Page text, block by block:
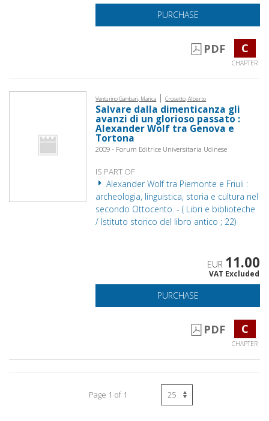
PURCHASE
PDF C
CHAPTER
Venturino Gambari, Marica | Crosetto, Alberto
Salvare dalla dimenticanza gli
avanzi di un glorioso passato :
Alexander Wolf tra Genova e
Tortona
2009 - Forum Editrice Universitaria Udinese
IS PART OF
Alexander Wolf tra Piemonte e Friuli :
archeologia, linguistica, storia e cultura nel
secondo Ottocento. - ( Libri e biblioteche
/ Istituto storico del libro antico ; 22)
EUR 11.00
VAT Excluded
PURCHASE
PDF C
CHAPTER
Page 1 of 1